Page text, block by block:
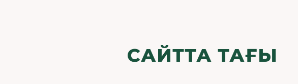
САЙТТА ТАҒЫ